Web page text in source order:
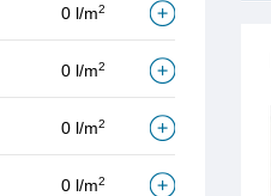
0 l/m2
0 l/m2
0 l/m2
0 l/m2